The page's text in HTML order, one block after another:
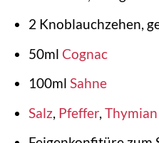
2 Knoblauchzehen,
50ml Cognac
100ml Sahne
Salz, Pfeffer, Thymian